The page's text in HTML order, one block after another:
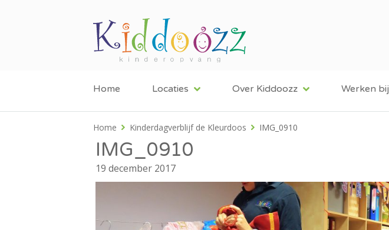
Home Locaties Over Kiddoozz Werken bij
Home Kinderdagverblijf de Kleurdoos IMG_0910
IMG_0910
19 december 2017